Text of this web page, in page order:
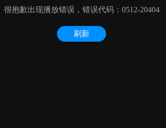
很抱歉出现播放错误，错误代码：0512-20404
刷新